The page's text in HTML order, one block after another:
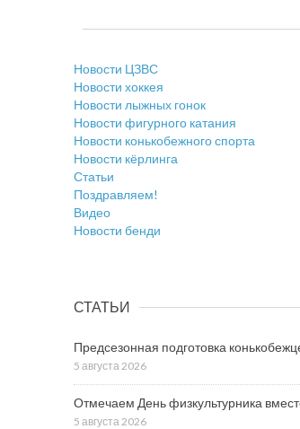
Новости ЦЗВС
Новости хоккея
Новости лыжных гонок
Новости фигурного катания
Новости конькобежного спорта
Новости кёрлинга
Статьи
Поздравляем!
Видео
Новости бенди
СТАТЬИ
Предсезонная подготовка
5 августа 2026
Отмечаем День физкультурника
5 августа 2026